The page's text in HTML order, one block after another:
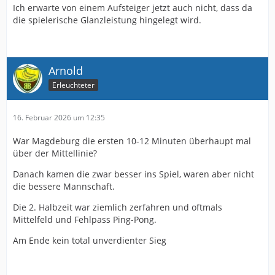
Ich erwarte von einem Aufsteiger jetzt auch nicht, dass da
die spielerische Glanzleistung hingelegt wird.
Arnold
Erleuchteter
16. Februar 2026 um 12:35
War Magdeburg die ersten 10-12 Minuten überhaupt mal
über der Mittellinie?
Danach kamen die zwar besser ins Spiel, waren aber nicht
die bessere Mannschaft.
Die 2. Halbzeit war ziemlich zerfahren und oftmals
Mittelfeld und Fehlpass Ping-Pong.
Am Ende kein total unverdienter Sieg